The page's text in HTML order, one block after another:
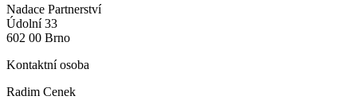
Nadace Partnerství
Údolní 33
602 00 Brno
Kontaktní osoba
Radim Cenek